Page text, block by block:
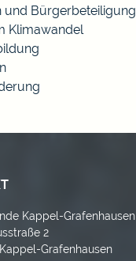
und Bürgerbeteiligung
Klimawandel
Kappel-Grafenhausen
2
Grafenhausen